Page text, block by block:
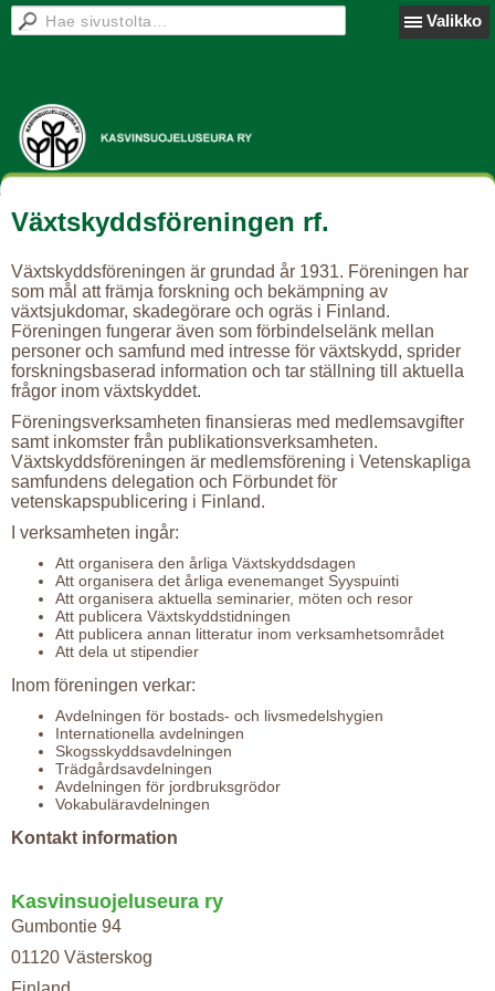
Valikko
Växtskyddsföreningen rf.
Växtskyddsföreningen är grundad år 1931. Föreningen har
som mål att främja forskning och bekämpning av
växtsjukdomar, skadegörare och ogräs i Finland.
Föreningen fungerar även som förbindelselänk mellan
personer och samfund med intresse för växtskydd, sprider
forskningsbaserad information och tar ställning till aktuella
frågor inom växtskyddet.
Föreningsverksamheten finansieras med medlemsavgifter
samt inkomster från publikationsverksamheten.
Växtskyddsföreningen är medlemsförening i Vetenskapliga
samfundens delegation och Förbundet för
vetenskapspublicering i Finland.
I verksamheten ingår:
Att organisera den årliga Växtskyddsdagen
Att organisera det årliga evenemanget Syyspuinti
Att organisera aktuella seminarier, möten och resor
Att publicera Växtskyddstidningen
Att publicera annan litteratur inom verksamhetsområdet
Att dela ut stipendier
Inom föreningen verkar:
Avdelningen för bostads- och livsmedelshygien
Internationella avdelningen
Skogsskyddsavdelningen
Trädgårdsavdelningen
Avdelningen för jordbruksgrödor
Vokabuläravdelningen
Kontakt information
Kasvinsuojeluseura ry
Gumbontie 94
01120 Västerskog